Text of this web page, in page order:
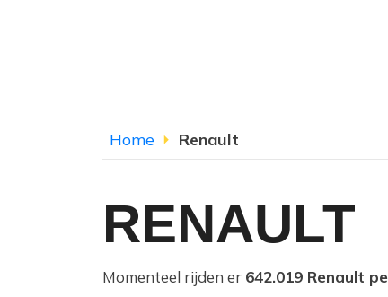
Home Renault
RENAULT
Momenteel rijden er 642.019 Renault